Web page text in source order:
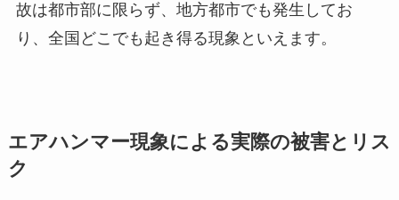
故は都市部に限らず、地方都市でも発生してお
り、全国どこでも起き得る現象といえます。
エアハンマー現象による実際の被害とリス
ク